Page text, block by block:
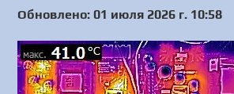
Обновлено: 01 июля 2026 г. 10:58